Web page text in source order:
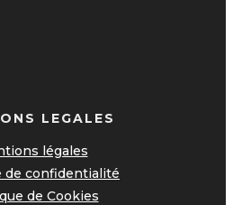
LEGALES
légales
de confidentialité
de Cookies